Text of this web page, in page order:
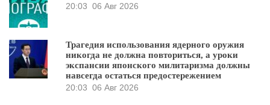
20:03 06 Авг 2026
Трагедия использования ядерного оружия
никогда не должна повториться, а уроки
экспансии японского милитаризма должны
навсегда остаться предостережением
20:03 06 Авг 2026